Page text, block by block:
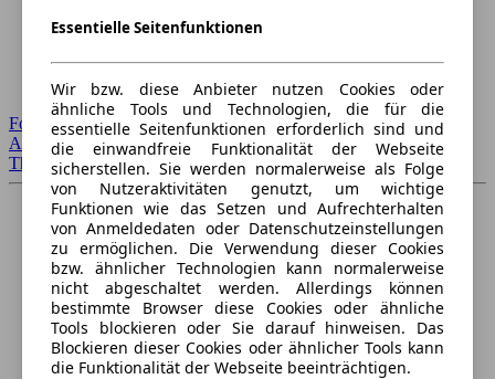
Forum Startseite
Alle Auto-Foren
Themen-Forum
Essentielle Seitenfunktionen
Wir bzw. diese Anbieter nutzen Cookies oder
ähnliche Tools und Technologien, die für die
essentielle Seitenfunktionen erforderlich sind und
die einwandfreie Funktionalität der Webseite
sicherstellen. Sie werden normalerweise als Folge
von Nutzeraktivitäten genutzt, um wichtige
Funktionen wie das Setzen und Aufrechterhalten
von Anmeldedaten oder Datenschutzeinstellungen
zu ermöglichen. Die Verwendung dieser Cookies
bzw. ähnlicher Technologien kann normalerweise
nicht abgeschaltet werden. Allerdings können
bestimmte Browser diese Cookies oder ähnliche
Tools blockieren oder Sie darauf hinweisen. Das
Blockieren dieser Cookies oder ähnlicher Tools kann
die Funktionalität der Webseite beeinträchtigen.